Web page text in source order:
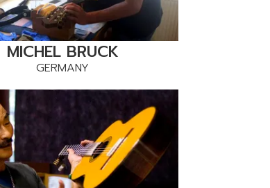
MICHEL BRUCK
GERMANY